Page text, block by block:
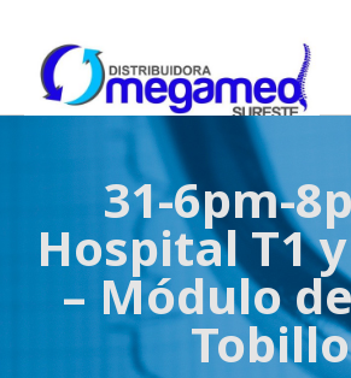
OmegaMed Sureste
OmegaMed Sureste
31-6pm-
Hospital T1
– Módulo
Tobillo